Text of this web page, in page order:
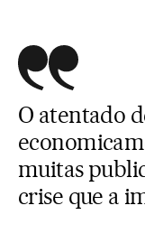
O atentado
muitas
crise que a